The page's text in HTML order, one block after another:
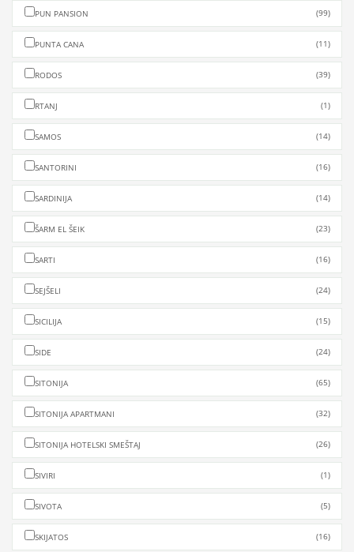
PUN PANSION (99)
PUNTA CANA (11)
RODOS (39)
RTANJ (1)
SAMOS (14)
SANTORINI (16)
SARDINIJA (14)
ŠARM EL ŠEIK (23)
SARTI (16)
SEJŠELI (24)
SICILIJA (15)
SIDE (24)
SITONIJA (65)
SITONIJA APARTMANI (32)
SITONIJA HOTELSKI SMEŠTAJ (26)
SIVIRI (1)
SIVOTA (5)
SKIJATOS (16)